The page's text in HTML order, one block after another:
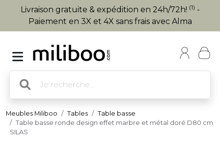
Livraison gratuite & expédition en 24h/72h! (1) -
Paiement en 3X et 4X sans frais avec Alma
Meubles Miliboo Tables
Table basse
Table basse ronde design effet marbre et métal doré D80 cm
SILAS